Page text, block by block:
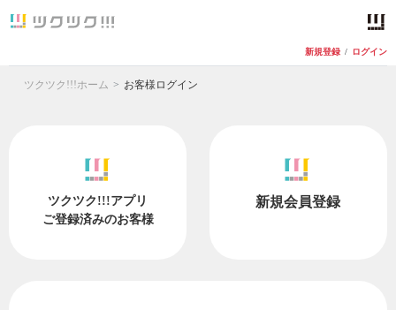
新規登録 / ログイン
ツクツク!!!ホーム お客様ログイン
ツクツク!!!アプリ
ご登録済みのお客様
新規会員登録